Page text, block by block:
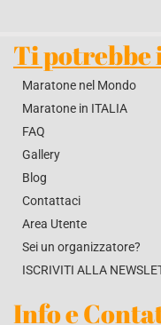
Ti potrebbe
Maratone nel Mondo
Maratone in ITALIA
FAQ
Gallery
Blog
Contattaci
Area Utente
Sei un organizzatore?
ISCRIVITI ALLA
Info e